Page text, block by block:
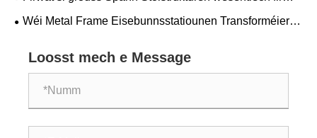
modern Stadien
Wéi Metal Frame Eisebunnsstatiounen Transforméieren
Loosst mech e Message